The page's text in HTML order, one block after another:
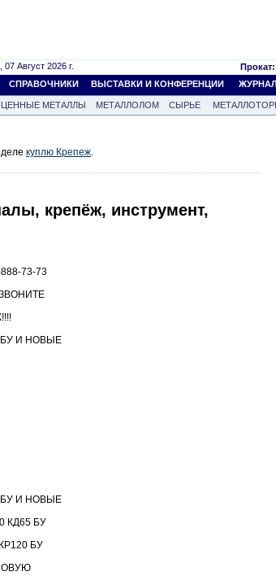
Август 2026 г. Прокат:
СПРАВОЧНИКИ ВЫСТАВКИ И КОНФЕРЕНЦИИ ЖУРНАЛ
МЕТАЛЛЫ МЕТАЛЛОЛОМ СЫРЬЕ
куплю Крепеж.
крепёж, инструмент,
73-73
БУ И НОВЫЕ
БУ И НОВЫЕ
КД65 БУ
БУ